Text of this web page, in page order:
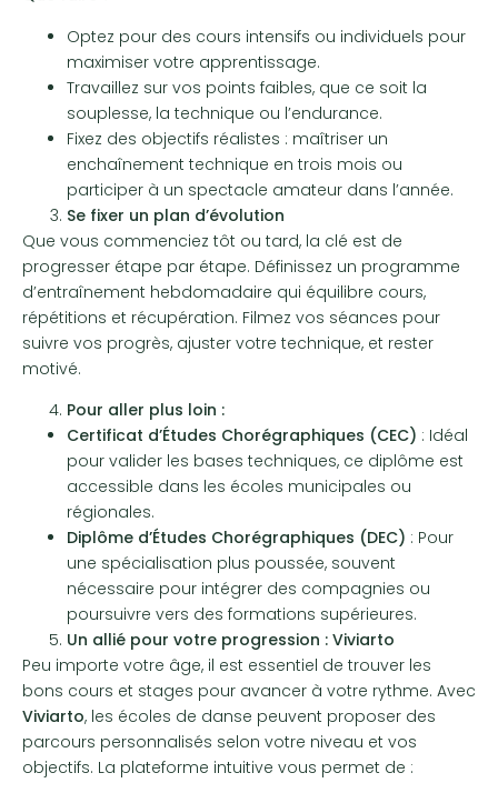
Optez pour des cours intensifs ou individuels pour
maximiser votre apprentissage.
Travaillez sur vos points faibles, que ce soit la
souplesse, la technique ou l’endurance.
Fixez des objectifs réalistes : maîtriser un
enchaînement technique en trois mois ou
participer à un spectacle amateur dans l’année.
Se fixer un plan d’évolution
Que vous commenciez tôt ou tard, la clé est de
progresser étape par étape. Définissez un programme
d’entraînement hebdomadaire qui équilibre cours,
répétitions et récupération. Filmez vos séances pour
suivre vos progrès, ajuster votre technique, et rester
motivé.
Pour aller plus loin :
Certificat d’Études Chorégraphiques (CEC) : Idéal
pour valider les bases techniques, ce diplôme est
accessible dans les écoles municipales ou
régionales.
Diplôme d’Études Chorégraphiques (DEC) : Pour
une spécialisation plus poussée, souvent
nécessaire pour intégrer des compagnies ou
poursuivre vers des formations supérieures.
Un allié pour votre progression : Viviarto
Peu importe votre âge, il est essentiel de trouver les
bons cours et stages pour avancer à votre rythme. Avec
Viviarto, les écoles de danse peuvent proposer des
parcours personnalisés selon votre niveau et vos
objectifs. La plateforme intuitive vous permet de :